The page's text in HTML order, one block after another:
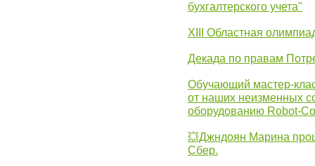
бухгалтерского учета"
XIII Областная
Декада по правам
Обучающий мастер-
от наших неизменных
оборудованию Robot-
💥Джндоян Марина
Сбер.